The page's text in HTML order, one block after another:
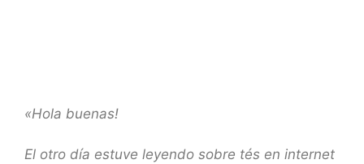
«Hola buenas!
El otro día estuve leyendo sobre tés en internet